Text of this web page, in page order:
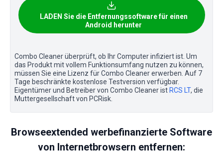
LADEN Sie die Entfernungssoftware für einen
Android herunter
Combo Cleaner überprüft, ob Ihr Computer infiziert ist. Um
das Produkt mit vollem Funktionsumfang nutzen zu können,
müssen Sie eine Lizenz für Combo Cleaner erwerben. Auf 7
Tage beschränkte kostenlose Testversion verfügbar.
Eigentümer und Betreiber von Combo Cleaner ist RCS LT, die
Muttergesellschaft von PCRisk.
Browseextended werbefinanzierte Software
von Internetbrowsern entfernen: